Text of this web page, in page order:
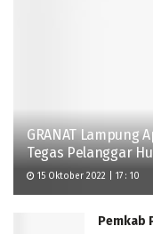
GRANAT Lampung
Tegas Pelanggar
15 Oktober 2022 | 17 : 10
Pemkab